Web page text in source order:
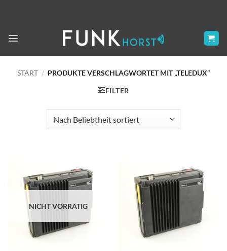
START / PRODUKTE VERSCHLAGWORTET MIT „TELEDUX“
FILTER
NICHT VORRÄTIG